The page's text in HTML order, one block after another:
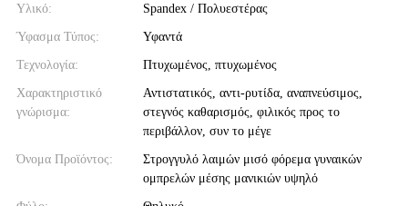
Υλικό: Spandex / Πολυεστέρας
Ύφασμα Τύπος: Υφαντά
Τεχνολογία: Πτυχωμένος, πτυχωμένος
Χαρακτηριστικό
γνώρισμα:
Αντιστατικός, αντι-ρυτίδα, αναπνεύσιμος,
στεγνός καθαρισμός, φιλικός προς το
περιβάλλον, συν το μέγε
Όνομα Προϊόντος:
Στρογγυλό λαιμών μισό φόρεμα γυναικών
ομπρελών μέσης μανικιών υψηλό